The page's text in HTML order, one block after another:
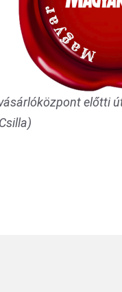
előtti